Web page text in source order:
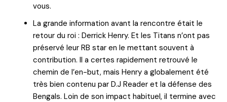
vous.
La grande information avant la rencontre était le
retour du roi : Derrick Henry. Et les Titans n’ont pas
préservé leur RB star en le mettant souvent à
contribution. Il a certes rapidement retrouvé le
chemin de l’en-but, mais Henry a globalement été
très bien contenu par D.J Reader et la défense des
Bengals. Loin de son impact habituel, il termine avec